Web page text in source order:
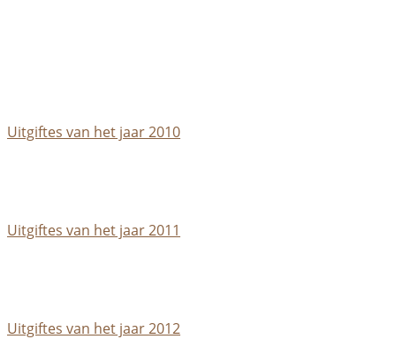
Uitgiftes van het jaar 2010
Uitgiftes van het jaar 2011
Uitgiftes van het jaar 2012